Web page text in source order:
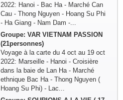
2022: Hanoi - Bac Ha - Marché Can
Cau - Thong Nguyen - Hoang Su Phi
- Ha Giang - Nam Dam -...
Groupe: VAR VIETNAM PASSION
(21personnes)
Voyage à la carte du 4 oct au 19 oct
2022: Marseille - Hanoi - Croisière
dans la baie de Lan Ha - Marché
ethnique Bac Ha - Thong Nguyen (
Hoang Su Phi) - Lac...